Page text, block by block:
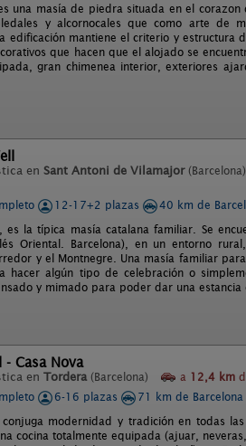
una masía de piedra situada en el
y alcornocales que como arte
edificación mantiene el criterio y estructura
que hacen que el alojado se
gran chimenea interior, exteriores
en Sant Antoni de Vilamajor (Barcelona)
12-17+2 plazas
40 km de
es la típica masía catalana familiar. Se
Oriental. Barcelona), en un entorno
y el Montnegre. Una masía familiar
hacer algún tipo de celebración o
y mimado para poder dar una estancia
- Casa Nova
en Tordera (Barcelona) a 12,4 km
6-16 plazas 71 km de Barcelona
conjuga modernidad y tradición en todas
cocina totalmente equipada (ajuar,